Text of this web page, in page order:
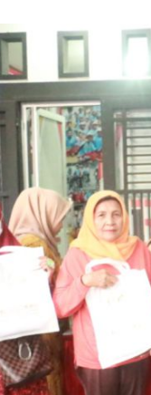
e
d
P
e
n
g
e
l
o
l
a
a
n
S
a
m
p
a
h